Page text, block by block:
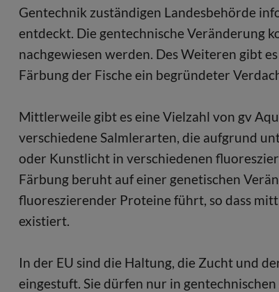
Gentechnik zuständigen Landesbehörde
entdeckt. Die gentechnische Veränderung
nachgewiesen werden. Des Weiteren gibt
Färbung der Fische ein begründeter
Mittlerweile gibt es eine Vielzahl von gv
verschiedene Salmlerarten, die aufgrund
oder Kunstlicht in verschiedenen
Färbung beruht auf einer genetischen
fluoreszierender Proteine führt, so dass
existiert.
In der EU sind die Haltung, die Zucht und
eingestuft. Sie dürfen nur in